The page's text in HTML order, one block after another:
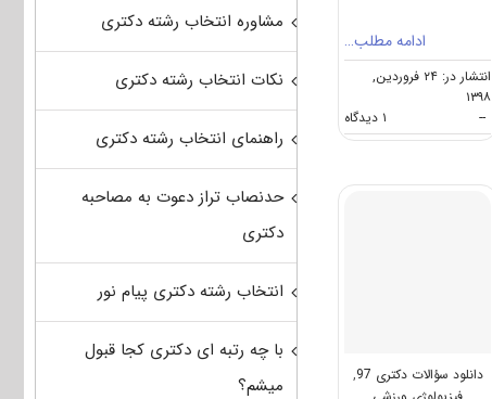
ادامه مطلب…
انتشار در: ۲۴ فروردین,
۱۳۹۸
--
۱ دیدگاه
مصاحبه
ورزشی
دانلود سؤالات دکتری 97
,
مشاوره انتخاب رشته دکتری
نکات انتخاب رشته دکتری
راهنمای انتخاب رشته دکتری
حدنصاب تراز دعوت به مصاحبه
دکتری
انتخاب رشته دکتری پیام نور
با چه رتبه ای دکتری کجا قبول
میشم؟